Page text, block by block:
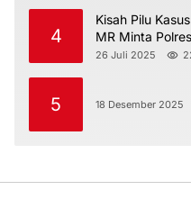
4
Kisah Pilu
MR Minta
Diri
26 Juli 2025
5 18 Desember 2025